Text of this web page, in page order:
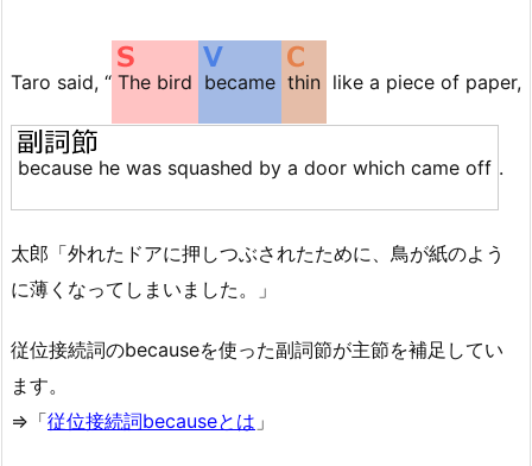
Taro said, “ The bird became thin like a piece of paper,
because he was squashed by a door which came off .
太郎「外れたドアに押しつぶされたために、鳥が紙のよう
に薄くなってしまいました。」
従位接続詞のbecauseを使った副詞節が主節を補足してい
ます。
⇒「従位接続詞becauseとは 」